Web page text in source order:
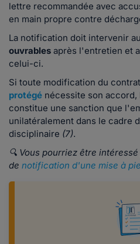
lettre recommandée avec
en main propre contre
La notification doit intervenir
ouvrables après l'entretien et
celui-ci.
Si toute modification du
protégé nécessite son
constitue une sanction que
unilatéralement dans le cadre
disciplinaire (7).
🔍 Vous pourriez être
de notification d'une mise à